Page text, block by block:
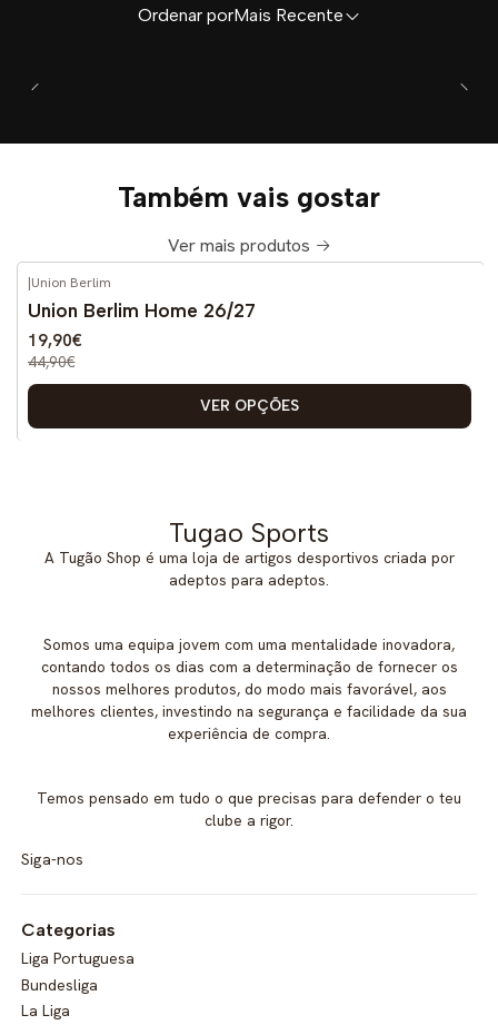
Ordenar porMais Recente
Também vais gostar
Ver mais produtos
-56%DESCONTO
|Union Berlim
Union Berlim Home 26/27
19,90€
44,90€
VER OPÇÕES
Tugao Sports
A Tugão Shop é uma loja de artigos desportivos criada por
adeptos para adeptos.
Somos uma equipa jovem com uma mentalidade inovadora,
contando todos os dias com a determinação de fornecer os
nossos melhores produtos, do modo mais favorável, aos
melhores clientes, investindo na segurança e facilidade da sua
experiência de compra.
Temos pensado em tudo o que precisas para defender o teu
clube a rigor.
Siga-nos
Categorias
Liga Portuguesa
Bundesliga
La Liga